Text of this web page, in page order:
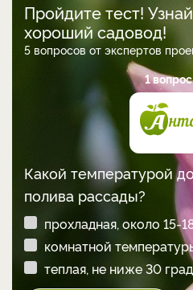
Пройдите тест!
хороший садовод!
5 вопросов от экспертов
1
Какой температурой
полива рассады?
прохладная, около 15-
комнатной
теплая, не ниже 30